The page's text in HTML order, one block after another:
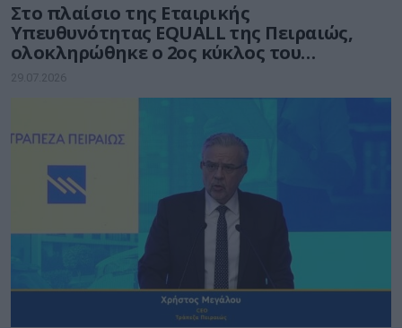
Στο πλαίσιο της Εταιρικής
Υπευθυνότητας EQUALL της Πειραιώς,
ολοκληρώθηκε ο 2ος κύκλος του
προγράμματος GenAI Empowered
29.07.2026